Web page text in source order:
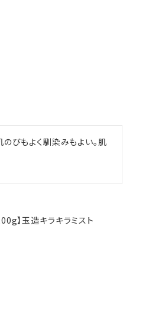
のびもよく馴染みもよい。肌
】玉造キラキラミスト